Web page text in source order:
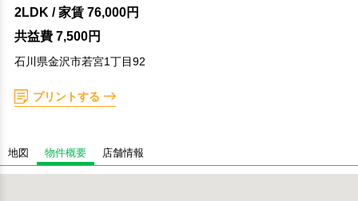
2LDK / 家賃 76,000円
共益費 7,500円
石川県金沢市若宮1丁目92
プリントする
地図 物件概要 店舗情報